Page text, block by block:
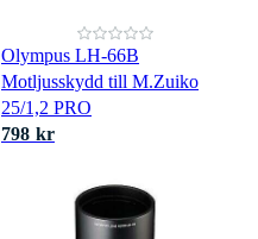
Olympus LH-66B
Motljusskydd till M.Zuiko
25/1,2 PRO
798 kr